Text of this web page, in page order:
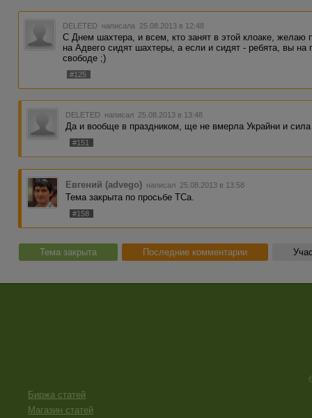
DELETED написала 25.08.2013 в 12:48
С Днем шахтера, и всем, кто занят в этой клоаке, желаю
на Адвего сидят шахтеры, а если и сидят - ребята, вы на
свободе ;)
#125
DELETED написал 25.08.2013 в 13:48
Да и вообще в праздником, ще не вмерла Украйни и
#151
Евгений (advego) написал 25.08.2013 в 13:58
Тема закрыта по просьбе ТСа.
#158
Тема закрыта Последние комментарии
Биржа статей
Магазин статей